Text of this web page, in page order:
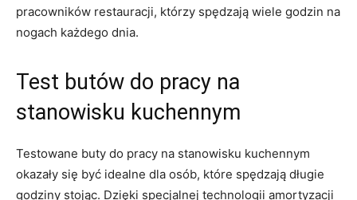
pracowników restauracji, którzy spędzają wiele godzin na
nogach każdego dnia.
Test butów do pracy na
stanowisku kuchennym
Testowane buty ‌do pracy na stanowisku ⁢kuchennym
okazały się być idealne dla osób, które spędzają długie
godziny⁢ stojąc. Dzięki specjalnej technologii amortyzacji